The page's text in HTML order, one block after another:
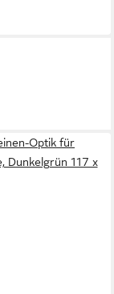
Optik für
Dunkelgrün 117 x